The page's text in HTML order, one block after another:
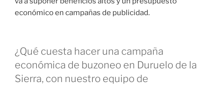
económico en campañas de publicidad.
¿Qué cuesta hacer una campaña
económica de buzoneo en Duruelo de la
Sierra, con nuestro equipo de